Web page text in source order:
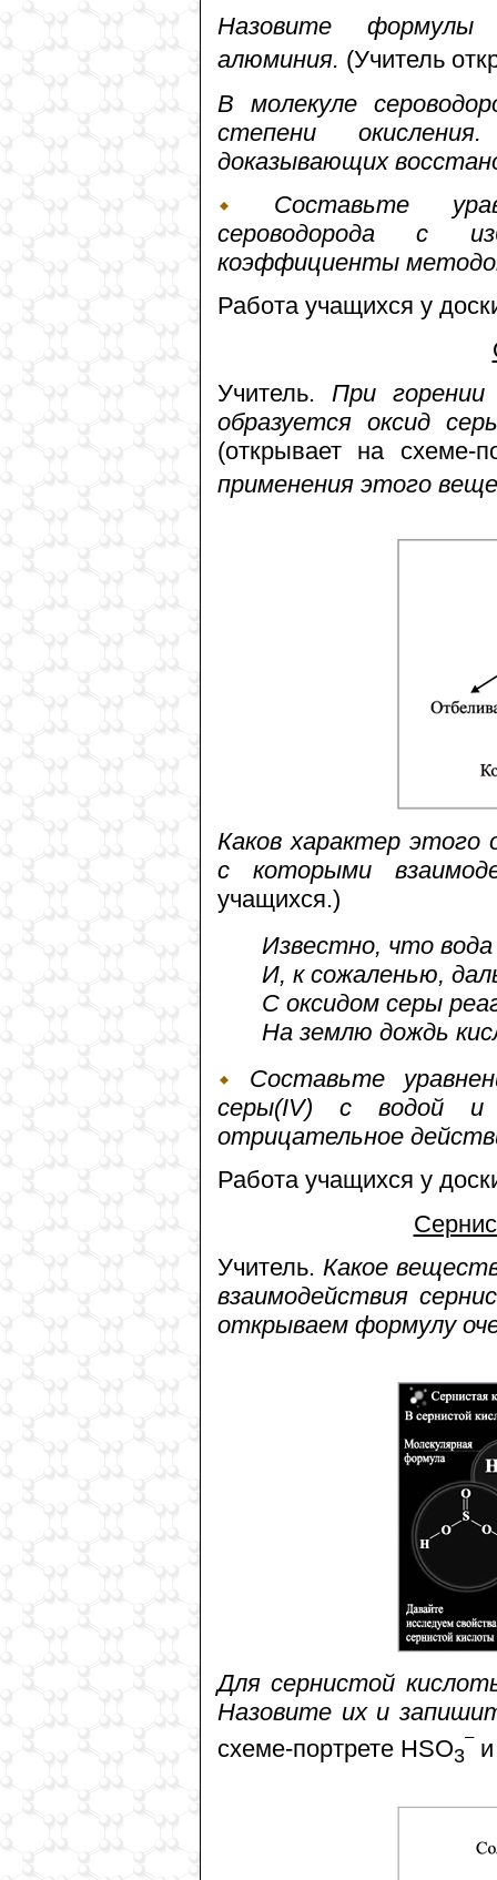
Назовите формулы
алюминия. (Учитель
В молекуле
степени
доказывающих
Составьте
сероводорода с
коэффициенты
Работа учащихся у
Учитель. При горении
образуется оксид
(открывает на схеме-
применения этого
Каков характер этого
с которыми
учащихся.)
Известно, что вода
И, к сожаленью,
С оксидом серы
На землю дождь
Составьте
серы(IV) с водой и
отрицательное
Работа учащихся у
Учитель. Какое
взаимодействия
открываем формулу
Для сернистой
Назовите их и
схеме-портрете HSO3
–